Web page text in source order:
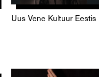
Uus Vene Kultuur Eestis